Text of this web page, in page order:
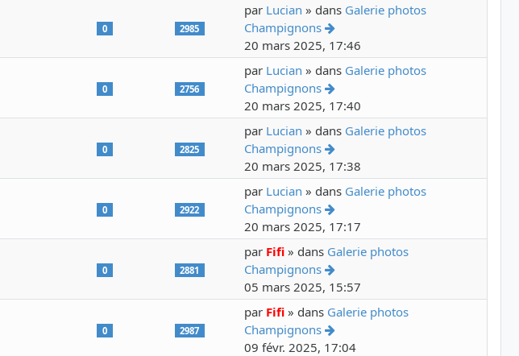
0 2985
par Lucian » dans Galerie photos
Champignons
Voir le dernier message
20 mars 2025, 17:46
0 2756
par Lucian » dans Galerie photos
Champignons
Voir le dernier message
20 mars 2025, 17:40
0 2825
par Lucian » dans Galerie photos
Champignons
Voir le dernier message
20 mars 2025, 17:38
0 2922
par Lucian » dans Galerie photos
Champignons
Voir le dernier message
20 mars 2025, 17:17
0 2881
par Fifi» dans Galerie photos
Champignons
Voir le dernier message
05 mars 2025, 15:57
0 2987
par Fifi» dans Galerie photos
Champignons
Voir le dernier message
09 févr. 2025, 17:04